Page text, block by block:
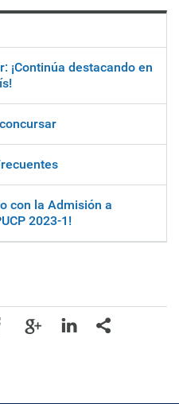
¡Continúa destacando en
con la Admisión a
2023-1!
FacebookGoogle+ Linkedin